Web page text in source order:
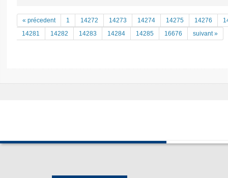
« précedent 1 14272 14273 14274 14275 14276
14281
14282 14283 14284 14285 16676 suivant »